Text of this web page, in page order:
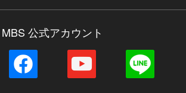
MBS 公式アカウント